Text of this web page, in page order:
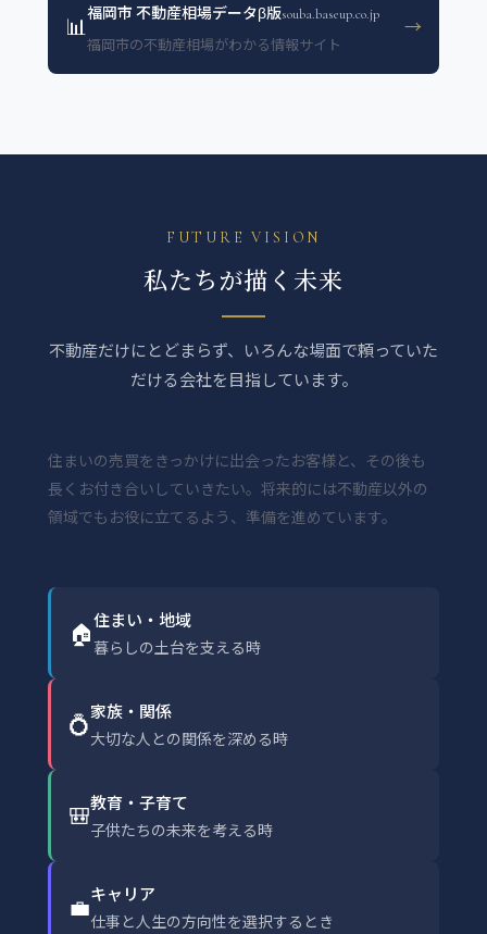
📊福岡市 不動産相場データβ版souba.baseup.co.jp
福岡市の不動産相場がわかる情報サイト
→
FUTURE VISION
私たちが描く未来
不動産だけにとどまらず、いろんな場面で頼っていた
だける会社を目指しています。
住まいの売買をきっかけに出会ったお客様と、その後も
長くお付き合いしていきたい。将来的には不動産以外の
領域でもお役に立てるよう、準備を進めています。
🏠住まい・地域
暮らしの土台を支える時
💍家族・関係
大切な人との関係を深める時
🎒教育・子育て
子供たちの未来を考える時
💼キャリア
仕事と人生の方向性を選択するとき